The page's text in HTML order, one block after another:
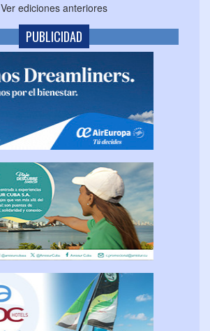
Ver ediciones anteriores
PUBLICIDAD